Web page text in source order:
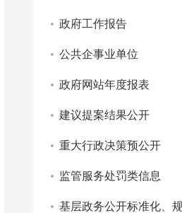
政府工作报告
公共企事业单位
政府网站年度报表
建议提案结果公开
重大行政决策预公开
监管服务处罚类信息
基层政务公开标准化、